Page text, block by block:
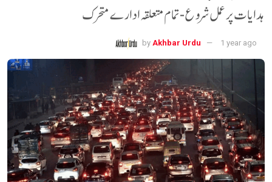
ہدایات پر عمل شروع-تمام متعلقہ ادارے متحرک
by Akhbar Urdu 1 year ago